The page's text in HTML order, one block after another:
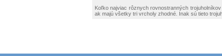
Koľko najviac rôznych rovnostranných
ak majú všetky tri vrcholy zhodné. Inak sú tieto